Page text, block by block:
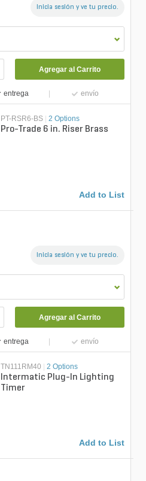
Inicia sesión y ve tu precio.
Agregar al Carrito
entrega envío
PT-RSR6-BS | 2 Options
Pro-Trade 6 in. Riser Brass
Add to List
Inicia sesión y ve tu precio.
Agregar al Carrito
entrega envío
TN111RM40 | 2 Options
Intermatic Plug-In Lighting
Timer
Add to List